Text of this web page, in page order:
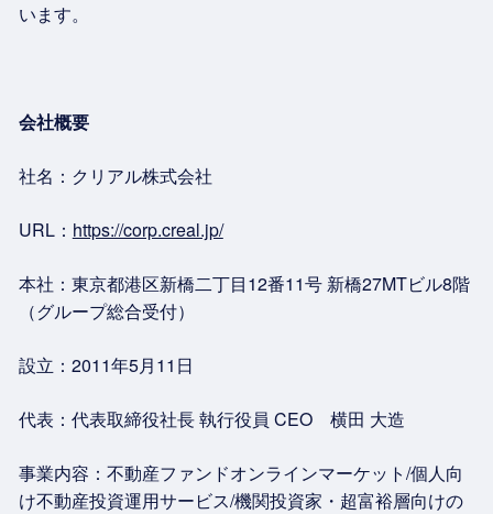
います。
会社概要
社名：クリアル株式会社
URL： https://corp.creal.jp/
本社：東京都港区新橋二丁目12番11号 新橋27MTビル8階
（グループ総合受付）
設立：2011年5月11日
代表：代表取締役社長 執行役員 CEO 横田 大造
事業内容：不動産ファンドオンラインマーケット/個人向
け不動産投資運用サービス/機関投資家・超富裕層向けの